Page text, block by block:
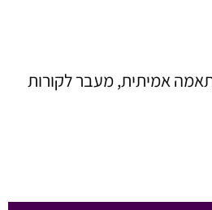
אמיתית, מעבר לקורות